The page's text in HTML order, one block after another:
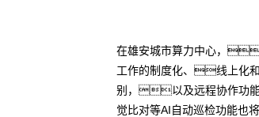
在雄安城市算力中心，
工作的制度化、线上化
别，以及远程协作功
觉比对等AI自动巡检功能